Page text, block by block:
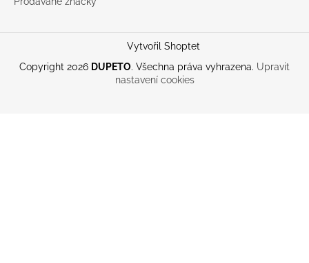
Vytvořil Shoptet
Copyright 2026 DUPETO. Všechna práva vyhrazena. Upravit
nastavení cookies